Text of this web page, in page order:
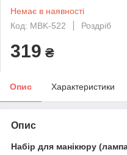
Немає в наявності
Код: MBK-522
Роздріб
319 ₴
Опис Характеристики
Опис
Набір для манікюру